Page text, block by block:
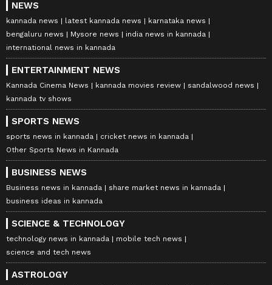
NEWS
kannada news latest kannada news
karnataka news
bengaluru news
Mysore news
india news in kannada
international news in kannada
ENTERTAINMENT NEWS
Kannada Cinema News kannada movies review
sandalwood news
kannada tv shows
SPORTS NEWS
sports news in kannada
cricket news in kannada
Other Sports News in Kannada
BUSINESS NEWS
Business news in kannada
share market news in kannada
business ideas in kannada
SCIENCE & TECHNOLOGY
technology news in kannada
mobile tech news
science and tech news
ASTROLOGY